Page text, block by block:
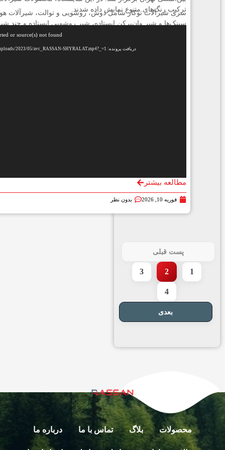
ترکیب رنگ‌های متنوع نمایش داده شدند.
سری شیرآلات توکار شامل دوش، روشویی و توالت، شیرآلات
سینک‌ها و شیر وان‌پرکن ایستاده، شیر روشویی ایستاده و چند
انحصاری از جمله این محصولات به شمار می روند.or source(s) not found
دریافت پرونده: https://arika.rassan.ir/blog/wp-content/uploads/2023/05/avc_RASSAN-SHYRALAT.mp4?_=1
مطالعه بیشتر
فوریه 10, 2026 بدون نظر
پست قبلی
1
2
3
4
بعدی
محصولات بلاگ تماس با ما درباره ما